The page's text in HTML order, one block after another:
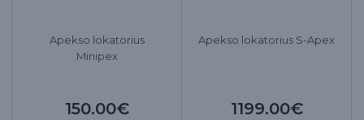
Apekso lokatorius
Minipex
150.00€
Apekso lokatorius S-Apex
1199.00€